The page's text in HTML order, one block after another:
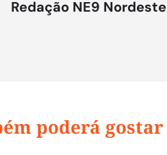
Redação NE9 Nordeste
poderá gostar